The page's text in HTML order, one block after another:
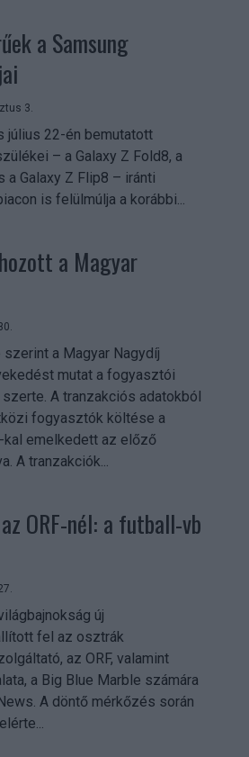
a Samsung
3.
július 22-én bemutatott
– a Galaxy Z Fold8, a
a Galaxy Z Flip8 – iránti
is felülmúlja a korábbi...
a Magyar
a Magyar Nagydíj
mutat a fogyasztói
A tranzakciós adatokból
fogyasztók költése a
kal emelkedett az előző
A tranzakciók...
ORF-nél: a futball-vb
új
fel az osztrák
az ORF, valamint
a Big Blue Marble számára
A döntő mérkőzés során